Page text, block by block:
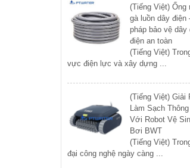
(Tiếng Việt) Ống
gà luồn dây điện
pháp bảo vệ dây
điện an toàn
(Tiếng Việt)
vực điện lực và xây dựng ...
(Tiếng Việt) Giải
Làm Sạch
Với Robot Vệ
Bơi BWT
(Tiếng Việt)
đại công nghệ ngày càng ...